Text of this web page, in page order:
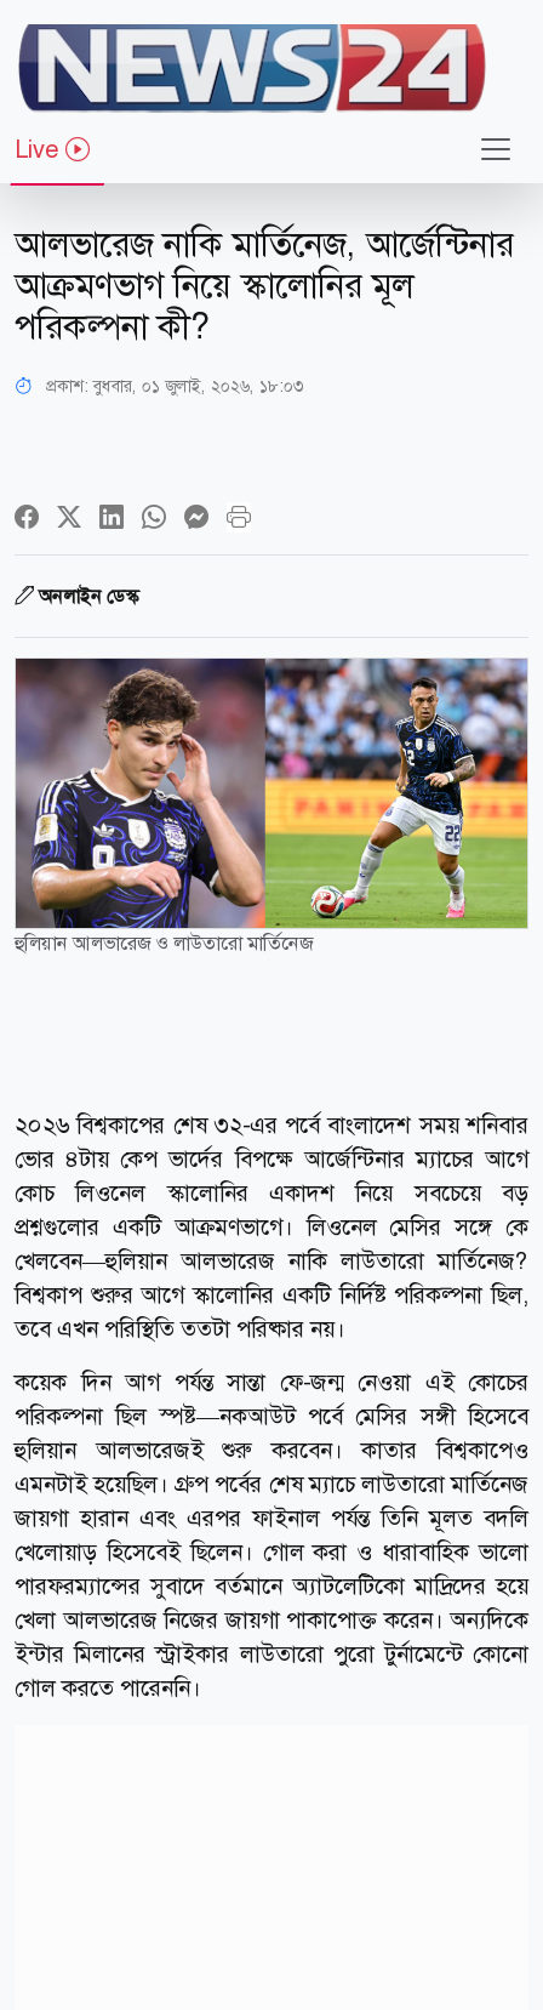
Live
খেলাধুলা
আলভারেজ নাকি মার্তিনেজ, আর্জেন্টিনার
আক্রমণভাগ নিয়ে স্কালোনির মূল
পরিকল্পনা কী?
প্রকাশ:বুধবার, ০১ জুলাই, ২০২৬, ১৮:০৩
অনলাইন ডেস্ক
হুলিয়ান আলভারেজ ও লাউতারো মার্তিনেজ
২০২৬ বিশ্বকাপের শেষ ৩২-এর পর্বে বাংলাদেশ সময় শনিবার
ভোর ৪টায় কেপ ভার্দের বিপক্ষে আর্জেন্টিনার ম্যাচের আগে
কোচ লিওনেল স্কালোনির একাদশ নিয়ে সবচেয়ে বড়
প্রশ্নগুলোর একটি আক্রমণভাগে। লিওনেল মেসির সঙ্গে কে
খেলবেন—হুলিয়ান আলভারেজ নাকি লাউতারো মার্তিনেজ?
বিশ্বকাপ শুরুর আগে স্কালোনির একটি নির্দিষ্ট পরিকল্পনা ছিল,
তবে এখন পরিস্থিতি ততটা পরিষ্কার নয়।
কয়েক দিন আগ পর্যন্ত সান্তা ফে-জন্ম নেওয়া এই কোচের
পরিকল্পনা ছিল স্পষ্ট—নকআউট পর্বে মেসির সঙ্গী হিসেবে
হুলিয়ান আলভারেজই শুরু করবেন। কাতার বিশ্বকাপেও
এমনটাই হয়েছিল। গ্রুপ পর্বের শেষ ম্যাচে লাউতারো মার্তিনেজ
জায়গা হারান এবং এরপর ফাইনাল পর্যন্ত তিনি মূলত বদলি
খেলোয়াড় হিসেবেই ছিলেন। গোল করা ও ধারাবাহিক ভালো
পারফরম্যান্সের সুবাদে বর্তমানে অ্যাটলেটিকো মাদ্রিদের হয়ে
খেলা আলভারেজ নিজের জায়গা পাকাপোক্ত করেন। অন্যদিকে
ইন্টার মিলানের স্ট্রাইকার লাউতারো পুরো টুর্নামেন্টে কোনো
গোল করতে পারেননি।